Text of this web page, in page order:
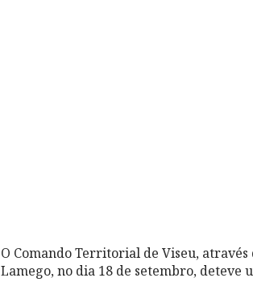
O Comando Territorial de Viseu,
Lamego, no dia 18 de setembro, deteve